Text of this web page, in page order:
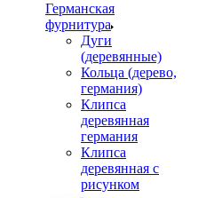
Германская
фурнитура
Дуги
(деревянные)
Кольца (дерево,
германия)
Клипса
деревянная
германия
Клипса
деревянная с
рисунком